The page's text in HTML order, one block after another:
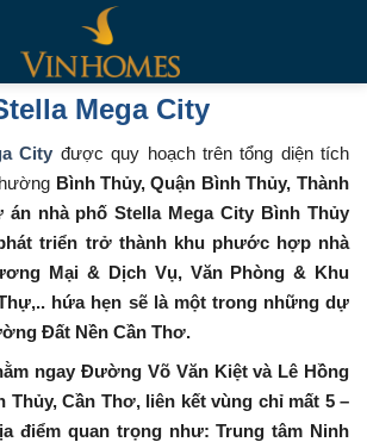
Mega City
City được quy hoạch trên tổng diện tích
Bình Thủy, Quận Bình Thủy, Thành
án nhà phố Stella Mega City Bình Thủy
triển trở thành khu phước hợp nhà
Mại & Dịch Vụ, Văn Phòng & Khu
hứa hẹn sẽ là một trong những dự
Đất Nền Cần Thơ.
ngay Đường Võ Văn Kiệt và Lê Hồng
Thủy, Cần Thơ, liên kết vùng chỉ mất 5 –
điểm quan trọng như: Trung tâm Ninh